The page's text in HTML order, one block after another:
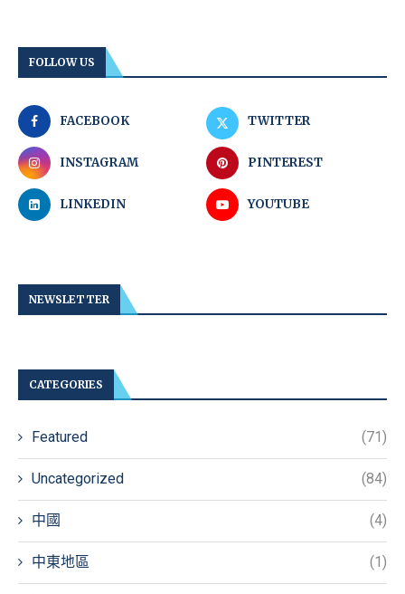
FOLLOW US
FACEBOOK TWITTER
INSTAGRAM PINTEREST
LINKEDIN YOUTUBE
NEWSLETTER
CATEGORIES
Featured (71)
Uncategorized (84)
中國 (4)
中東地區 (1)